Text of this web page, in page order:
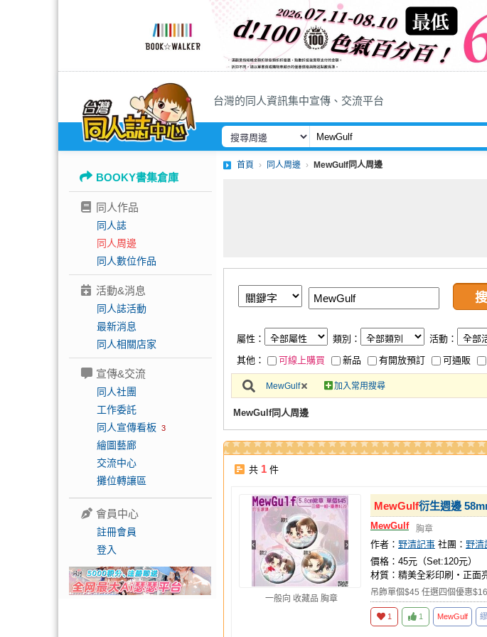
台灣的同人資訊集中宣傳、交流平台
BOOKY書集倉庫
同人作品
同人誌
同人周邊
同人數位作品
活動&消息
同人誌活動
最新消息
同人相關店家
宣傳&交流
同人社團
工作委託
同人宣傳看板 3
繪圖藝廊
交流中心
攤位轉讓區
會員中心
註冊會員
登入
首頁 同人周邊 MewGulf同人周邊
屬性： 類別：
活動：
其他：
可線上購買 新品 有開放預訂 可通販
MewGulf 加入常用搜尋
MewGulf同人周邊
共 1 件
一般向 收藏品 胸章
MewGulf衍生週邊
MewGulf 胸章
作者： 野清記事 社團： 野清
價格：45元（Set:120元）
材質：精美全彩印刷‧正面
吊飾單個$45 任選四個優惠
1 1 MewGulf